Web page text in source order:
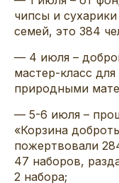
чипсы и
семей, это 384
— 4 июля –
мастер-класс
природными
— 5-6 июля –
«Корзина
пожертвовали
47 наборов,
2 набора;